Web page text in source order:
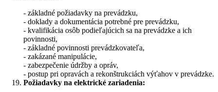
- základné požiadavky na prevádzku,
- doklady a dokumentácia potrebné pre prevádzku,
- kvalifikácia osôb podieľajúcich sa na prevádzke a ich
povinnosti,
- základné povinnosti prevádzkovateľa,
- zakázané manipulácie,
- zabezpečenie údržby a opráv,
- postup pri opravách a rekonštrukciách výťahov v prevádzke.
Požiadavky na elektrické zariadenia: